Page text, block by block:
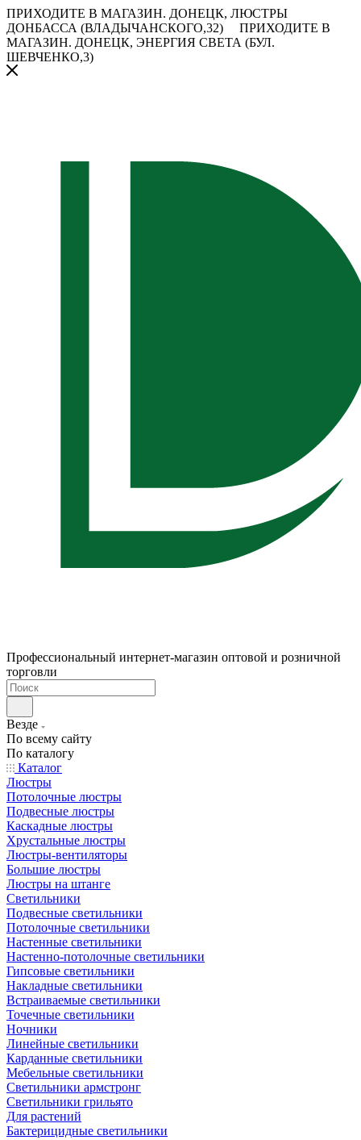
ПРИХОДИТЕ В МАГАЗИН. ДОНЕЦК, ЛЮСТРЫ
ДОНБАССА (ВЛАДЫЧАНСКОГО,32)
ПРИХОДИТЕ В
МАГАЗИН. ДОНЕЦК, ЭНЕРГИЯ СВЕТА (БУЛ.
ШЕВЧЕНКО,3)
Профессиональный интернет-магазин оптовой и розничной
торговли
Везде
По всему сайту
По каталогу
Каталог
Люстры
Потолочные люстры
Подвесные люстры
Каскадные люстры
Хрустальные люстры
Люстры-вентиляторы
Большие люстры
Люстры на штанге
Светильники
Подвесные светильники
Потолочные светильники
Настенные светильники
Настенно-потолочные светильники
Гипсовые светильники
Накладные светильники
Встраиваемые светильники
Точечные светильники
Ночники
Линейные светильники
Карданные светильники
Мебельные светильники
Светильники армстронг
Светильники грильято
Для растений
Бактерицидные светильники